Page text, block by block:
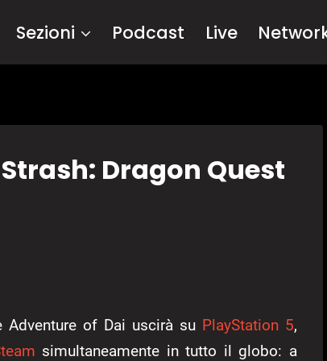
Sezioni Podcast Live
Dragon Quest
Adventure of Dai uscirà su PlayStation 5,
simultaneamente in tutto il globo: a